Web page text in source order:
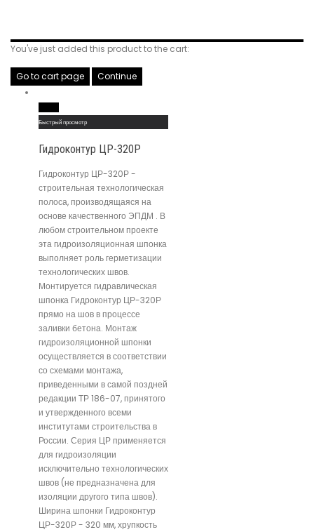
You've just added this product to the cart:
Go to cart page Continue
Быстрый просмотр
Гидроконтур ЦР-320Р
Гидроконтур ЦР-320Р -
строительная технологическая
полоса, производящаяся на
основе качественного ЭПДМ . В
любом строительном проекте
эта гидроизоляционная шпонка
выполняет роль герметизации
технологических швов.
Монтируется гидравлическая
шпонка Гидроконтур ЦР-320Р
прямо на шов в процессе
заливки бетона. Монтаж
гидроизоляционной шпонки
осуществляется в соответствии
со схемами монтажа,
приведенными в самой поздней
редакции ТР 186-07, принятого
и утвержденного всеми
институтами строительства в
России. Серия ЦР применяется
для гидроизоляции
исключительно технологических
швов (не предназначена для
изоляции другого типа швов).
Ширина шпонки Гидроконтур
ЦР-320Р - 320 мм, хрупкость